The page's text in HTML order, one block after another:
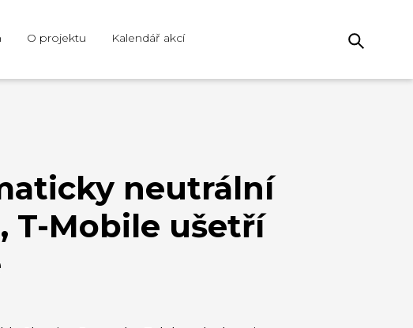
O projektu Kalendář akcí
neutrální
T-Mobile ušetří